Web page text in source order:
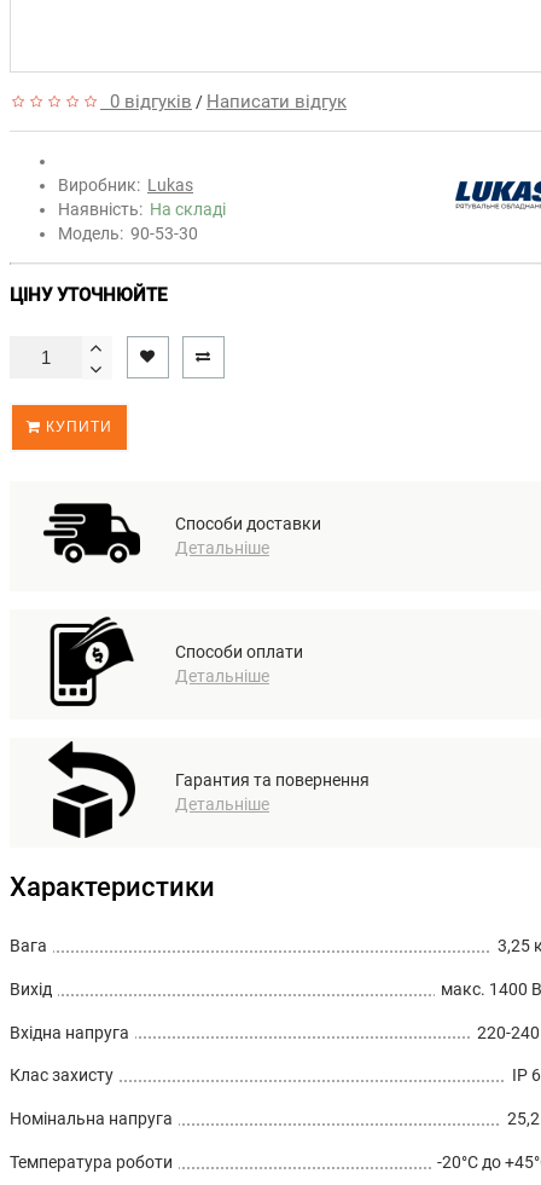
0 відгуків / Написати відгук
Виробник: Lukas
Наявність: На складі
Модель: 90-53-30
ЦІНУ УТОЧНЮЙТЕ
КУПИТИ
Способи доставки
Детальніше
Способи оплати
Детальніше
Гарантия та повернення
Детальніше
Характеристики
Вага 3,25
Вихід макс. 1400
Вхідна напруга 220-
Клас захисту IP
Номінальна напруга
Температура роботи -20°C до